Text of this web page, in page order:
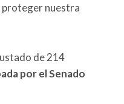
proteger nuestra
de 214
por el Senado